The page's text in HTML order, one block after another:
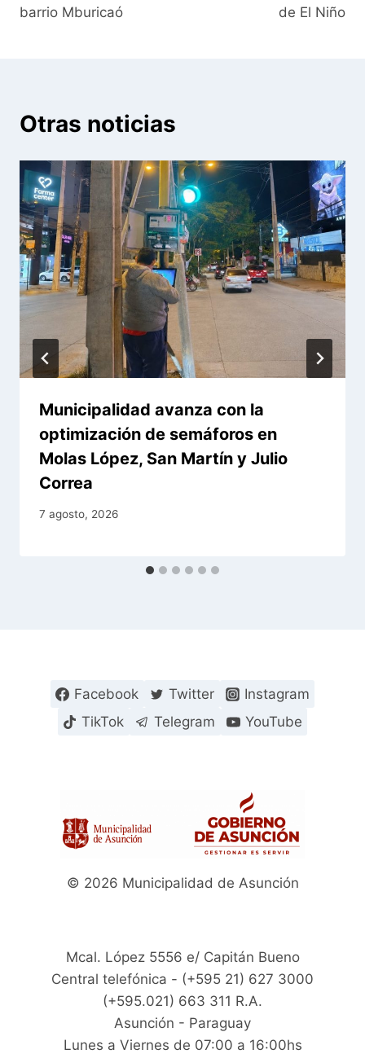
barrio Mburicaó
de El Niño
Otras noticias
Municipalidad avanza con la
optimización de semáforos en
Molas López, San Martín y Julio
Correa
7 agosto, 2026
Facebook Twitter
Instagram
TikTok
Telegram YouTube
© 2026 Municipalidad de Asunción
Mcal. López 5556 e/ Capitán Bueno
Central telefónica - (+595 21) 627 3000
(+595.021) 663 311 R.A.
Asunción - Paraguay
Lunes a Viernes de 07:00 a 16:00hs